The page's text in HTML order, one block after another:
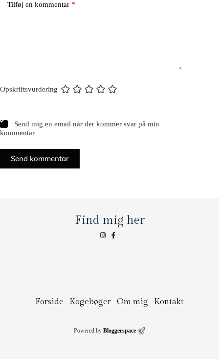
Tilføj en kommentar *
Opskriftsvurdering
Send mig en email når der kommer svar på min
kommentar
Send kommentar
Find mig her
Forside Kogebøger Om mig Kontakt
Powered by Bloggerspace